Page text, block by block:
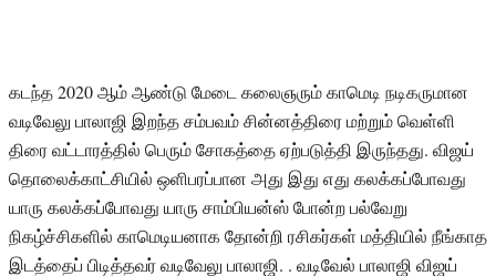
கடந்த 2020 ஆம் ஆண்டு மேடை கலைஞரும் காமெடி நடிகருமான
வடிவேலு பாலாஜி இறந்த சம்பவம் சின்னத்திரை மற்றும் வெள்ளி
திரை வட்டாரத்தில் பெரும் சோகத்தை ஏற்படுத்தி இருந்தது. விஜய்
தொலைக்காட்சியில் ஒளிபரப்பான அது இது எது கலக்கப்போவது
யாரு கலக்கப்போவது யாரு சாம்பியன்ஸ் போன்ற பல்வேறு
நிகழ்ச்சிகளில் காமெடியனாக தோன்றி ரசிகர்கள் மத்தியில் நீங்காத
இடத்தைப் பிடித்தவர் வடிவேலு பாலாஜி. . வடிவேல் பாலாஜி விஜய்